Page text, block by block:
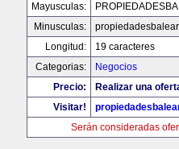
Mayusculas:
Minusculas:
Longitud:
19 caracteres
Categorias:
Negocios
Precio:
Realizar una
Visitar!
Serán consideradas